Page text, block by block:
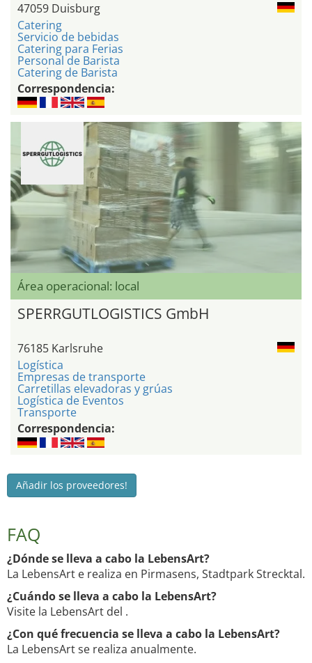
47059 Duisburg
Catering
Servicio de bebidas
Catering para Ferias
Personal de Barista
Catering de Barista
Correspondencia:
Área operacional: local
SPERRGUTLOGISTICS GmbH
76185 Karlsruhe
Logística
Empresas de transporte
Carretillas elevadoras y grúas
Logística de Eventos
Transporte
Correspondencia:
Añadir los proveedores!
FAQ
¿Dónde se lleva a cabo la LebensArt?
La LebensArt e realiza en Pirmasens, Stadtpark Strecktal.
¿Cuándo se lleva a cabo la LebensArt?
Visite la LebensArt del .
¿Con qué frecuencia se lleva a cabo la LebensArt?
La LebensArt se realiza anualmente.